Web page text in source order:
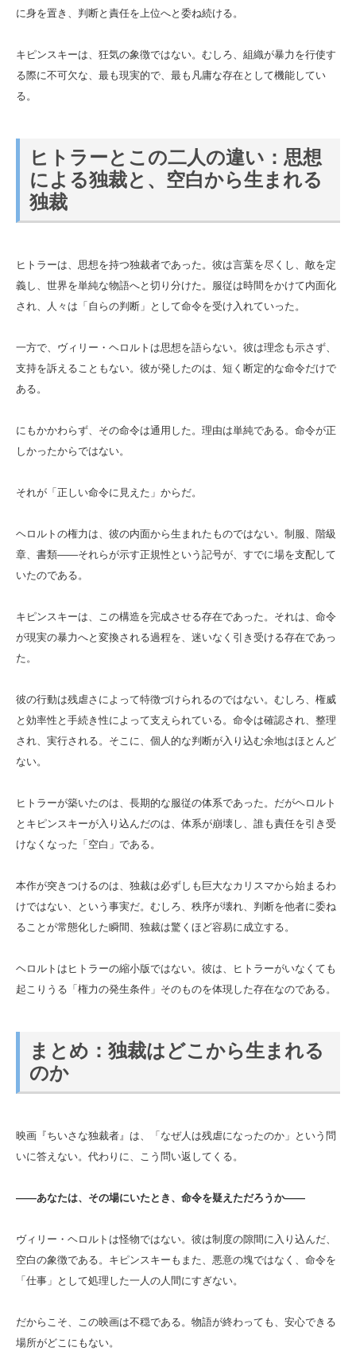
に身を置き、判断と責任を上位へと委ね続ける。
キピンスキーは、狂気の象徴ではない。むしろ、組織が暴力を行使す
る際に不可欠な、最も現実的で、最も凡庸な存在として機能してい
る。
ヒトラーとこの二人の違い：思想
による独裁と、空白から生まれる
独裁
ヒトラーは、思想を持つ独裁者であった。彼は言葉を尽くし、敵を定
義し、世界を単純な物語へと切り分けた。服従は時間をかけて内面化
され、人々は「自らの判断」として命令を受け入れていった。
一方で、ヴィリー・ヘロルトは思想を語らない。彼は理念も示さず、
支持を訴えることもない。彼が発したのは、短く断定的な命令だけで
ある。
にもかかわらず、その命令は通用した。理由は単純である。命令が正
しかったからではない。
それが「正しい命令に見えた」からだ。
ヘロルトの権力は、彼の内面から生まれたものではない。制服、階級
章、書類――それらが示す正規性という記号が、すでに場を支配して
いたのである。
キピンスキーは、この構造を完成させる存在であった。それは、命令
が現実の暴力へと変換される過程を、迷いなく引き受ける存在であっ
た。
彼の行動は残虐さによって特徴づけられるのではない。むしろ、権威
と効率性と手続き性によって支えられている。命令は確認され、整理
され、実行される。そこに、個人的な判断が入り込む余地はほとんど
ない。
ヒトラーが築いたのは、長期的な服従の体系であった。だがヘロルト
とキピンスキーが入り込んだのは、体系が崩壊し、誰も責任を引き受
けなくなった「空白」である。
本作が突きつけるのは、独裁は必ずしも巨大なカリスマから始まるわ
けではない、という事実だ。むしろ、秩序が壊れ、判断を他者に委ね
ることが常態化した瞬間、独裁は驚くほど容易に成立する。
ヘロルトはヒトラーの縮小版ではない。彼は、ヒトラーがいなくても
起こりうる「権力の発生条件」そのものを体現した存在なのである。
まとめ：独裁はどこから生まれる
のか
映画『ちいさな独裁者』は、「なぜ人は残虐になったのか」という問
いに答えない。代わりに、こう問い返してくる。
――あなたは、その場にいたとき、命令を疑えただろうか――
ヴィリー・ヘロルトは怪物ではない。彼は制度の隙間に入り込んだ、
空白の象徴である。キピンスキーもまた、悪意の塊ではなく、命令を
「仕事」として処理した一人の人間にすぎない。
だからこそ、この映画は不穏である。物語が終わっても、安心できる
場所がどこにもない。